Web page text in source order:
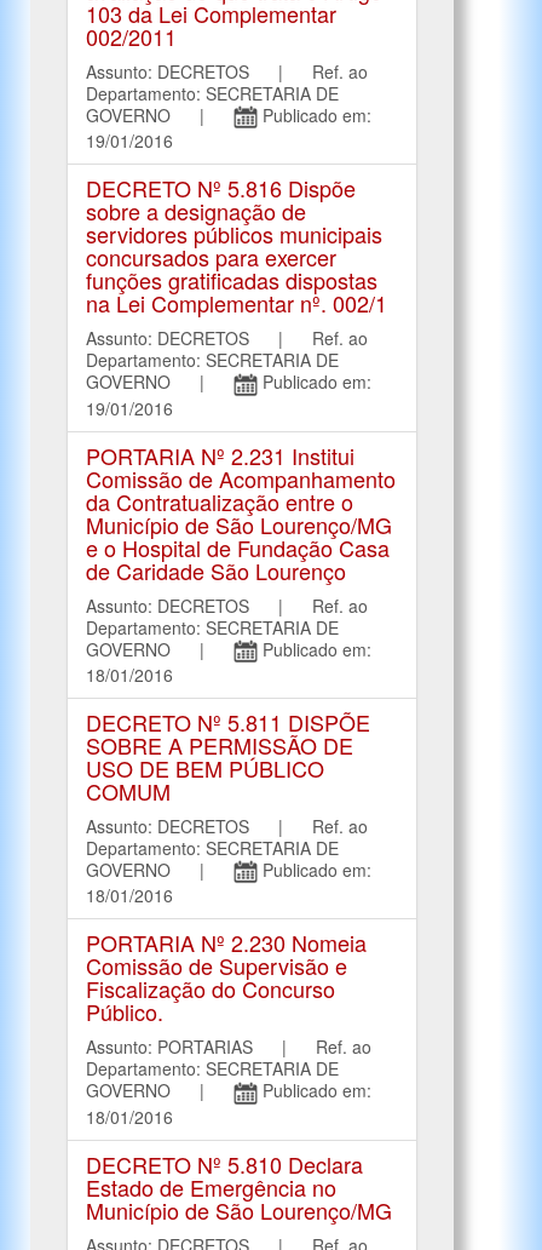
103 da Lei Complementar
002/2011
Assunto: DECRETOS | Ref. ao
Departamento: SECRETARIA DE
GOVERNO |
Publicado em:
19/01/2016
DECRETO Nº 5.816 Dispõe
sobre a designação de
servidores públicos municipais
concursados para exercer
funções gratificadas dispostas
na Lei Complementar nº. 002/1
Assunto: DECRETOS | Ref. ao
Departamento: SECRETARIA DE
GOVERNO |
Publicado em:
19/01/2016
PORTARIA Nº 2.231 Institui
Comissão de Acompanhamento
da Contratualização entre o
Município de São Lourenço/MG
e o Hospital de Fundação Casa
de Caridade São Lourenço
Assunto: DECRETOS | Ref. ao
Departamento: SECRETARIA DE
GOVERNO |
Publicado em:
18/01/2016
DECRETO Nº 5.811 DISPÕE
SOBRE A PERMISSÃO DE
USO DE BEM PÚBLICO
COMUM
Assunto: DECRETOS | Ref. ao
Departamento: SECRETARIA DE
GOVERNO |
Publicado em:
18/01/2016
PORTARIA Nº 2.230 Nomeia
Comissão de Supervisão e
Fiscalização do Concurso
Público.
Assunto: PORTARIAS | Ref. ao
Departamento: SECRETARIA DE
GOVERNO |
Publicado em:
18/01/2016
DECRETO Nº 5.810 Declara
Estado de Emergência no
Município de São Lourenço/MG
Assunto: DECRETOS | Ref. ao